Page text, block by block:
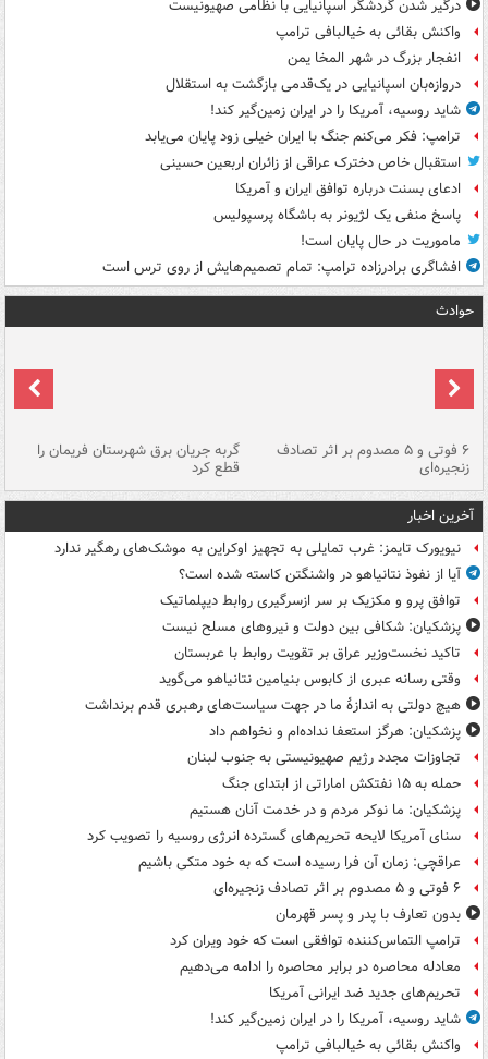
درگیر شدن گردشگر اسپانیایی با نظامی صهیونیست
واکنش بقائی به خیالبافی ترامپ
انفجار بزرگ در شهر المخا یمن
دروازه‌بان اسپانیایی در یک‌قدمی بازگشت به استقلال
شاید روسیه، آمریکا را در ایران زمین‌گیر کند!
ترامپ: فکر می‌کنم جنگ با ایران خیلی زود پایان می‌یابد
استقبال خاص دخترک عراقی از زائران اربعین حسینی
ادعای بسنت درباره توافق ایران و آمریکا
پاسخ منفی یک لژیونر به باشگاه پرسپولیس
ماموریت در حال پایان است!
افشاگری برادرزاده ترامپ: تمام تصمیم‌هایش از روی ترس است
حوادث
۶ فوتی و ۵ مصدوم بر اثر تصادف
زنجیره‌ای
گربه جریان برق شهرستان فریمان را
قطع کرد
آخرین اخبار
نیویورک تایمز: غرب تمایلی به تجهیز اوکراین به موشک‌های رهگیر ندارد
آیا از نفوذ نتانیاهو در واشنگتن کاسته شده است؟
توافق پرو و مکزیک بر سر ازسرگیری روابط دیپلماتیک
پزشکیان: شکافی بین دولت و نیروهای مسلح نیست
تاکید نخست‌وزیر عراق بر تقویت روابط با عربستان
وقتی رسانه عبری از کابوس بنیامین نتانیاهو می‌گوید
هیچ دولتی به اندازۀ ما در جهت سیاست‌های رهبری قدم برنداشت
پزشکیان: هرگز استعفا نداده‌ام و نخواهم داد
تجاوزات مجدد رژیم صهیونیستی به جنوب لبنان
حمله به ۱۵ نفتکش‌ اماراتی از ابتدای جنگ
پزشکیان: ما نوکر مردم و در خدمت آنان هستیم
سنای آمریکا لایحه تحریم‌های گسترده انرژی روسیه را تصویب کرد
عراقچی: زمان آن فرا رسیده است که به خود متکی باشیم
۶ فوتی و ۵ مصدوم بر اثر تصادف زنجیره‌ای
بدون تعارف با پدر و پسر قهرمان
ترامپ التماس‌کننده توافقی است که خود ویران کرد
معادله محاصره در برابر محاصره را ادامه می‌دهیم
تحریم‌های جدید ضد ایرانی آمریکا
شاید روسیه، آمریکا را در ایران زمین‌گیر کند!
واکنش بقائی به خیالبافی ترامپ